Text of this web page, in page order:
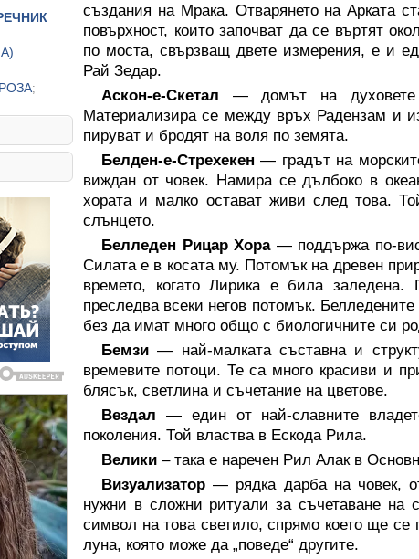
)
;
създания на Мрака. Отварянето на Арката
повърхност, които започват да се въртят
по моста, свързващ двете измерения, е и
Рай Зедар.
Аскон-е-Скетал — домът на духовете
Материализира се между връх Радензам и
пируват и бродят на воля по земята.
Белден-е-Стрехекен — градът на
виждан от човек. Намира се дълбоко в
хората и малко остават живи след това.
слънцето.
Белледен Рицар Хора— поддържа по-
Силата е в косата му. Потомък на древен
времето, когато Лирика е била заледена.
преследва всеки негов потомък.
без да имат много общо с биологичните си
Бемзи — най-малката съставна и
времевите потоци. Те са много красиви и
блясък, светлина и съчетание на цветове.
Вездал — един от най-славните
поколения. Той властва в Ескода Рила.
Велики – така е наречен Рил Алак в
Визуализатор — рядка дарба на човек,
нужни в сложни ритуали за съчетаване на
символ на това светило, спрямо което ще
луна, която може да „поведе“ другите.